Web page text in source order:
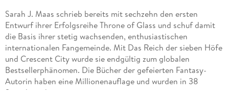
Sarah J. Maas schrieb bereits mit sechzehn den ersten
Entwurf ihrer Erfolgsreihe Throne of Glass und schuf damit
die Basis ihrer stetig wachsenden, enthusiastischen
internationalen Fangemeinde. Mit Das Reich der sieben Höfe
und Crescent City wurde sie endgültig zum globalen
Bestsellerphänomen. Die Bücher der gefeierten Fantasy-
Autorin haben eine Millionenauflage und wurden in 38
Sprachen übersetzt.